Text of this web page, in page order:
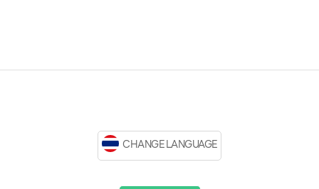
CHANGE LANGUAGE